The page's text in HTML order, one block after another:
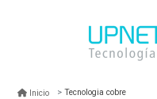
Inicio Tecnologia cobre